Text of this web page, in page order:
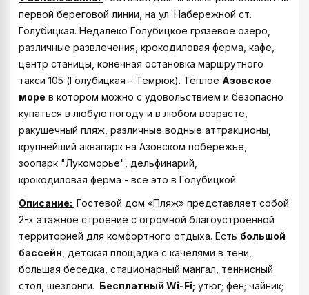
первой береговой линии, на ул. Набережной ст.
Голубицкая. Недалеко Голубицкое грязевое озеро,
различные развлечения, крокодиловая ферма, кафе,
центр станицы, конечная остановка маршрутного
такси 105 (Голубицкая – Темрюк). Тёплое Азовское
море в котором можно с удовольствием и безопасно
купаться в любую погоду и в любом возрасте,
ракушечный пляж, различные водные аттракционы,
крупнейший аквапарк на Азовском побережье
зоопарк "Лукоморье"
дельфинарий
крокодиловая ферма - все это в Голубицкой.
Описание: Гостевой дом «Пляж» представляет собой
2-х этажное строение с огромной благоустроенной
территорией для комфортного отдыха. Есть большой
бассейн , детская площадка с качелями в тени,
большая беседка, стационарный мангал, теннисный
стол, шезлонги. Бесплатный Wi-Fi; утюг; фен; чайник;